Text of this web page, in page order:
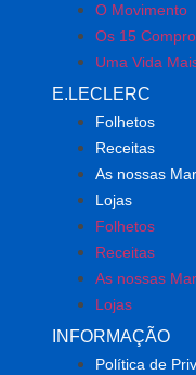
O Movimento
Os 15
Uma Vida
E.LECLERC
Folhetos
Receitas
As nossas
Lojas
Folhetos
Receitas
As nossas
Lojas
INFORMAÇÃO
Política de